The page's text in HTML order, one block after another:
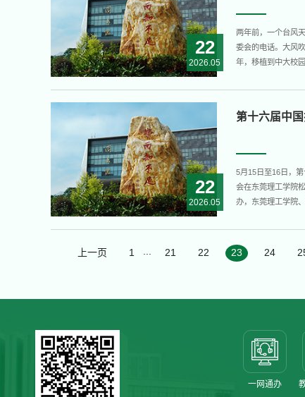
22
2026.05
两年前，一个台风
委会的电话。大风
年，移植到中大校
和博物馆旁边。如
22
2026.05
第十六届中
5月15日至16日，
会在东莞理工学院
办，东莞理工学院
研究人员齐聚松湖
上一页 1 21 22 23 24
一网通办